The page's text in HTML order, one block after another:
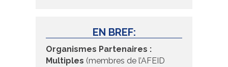
EN BREF:
Organismes Partenaires :
Multiples (membres de l’AFEID